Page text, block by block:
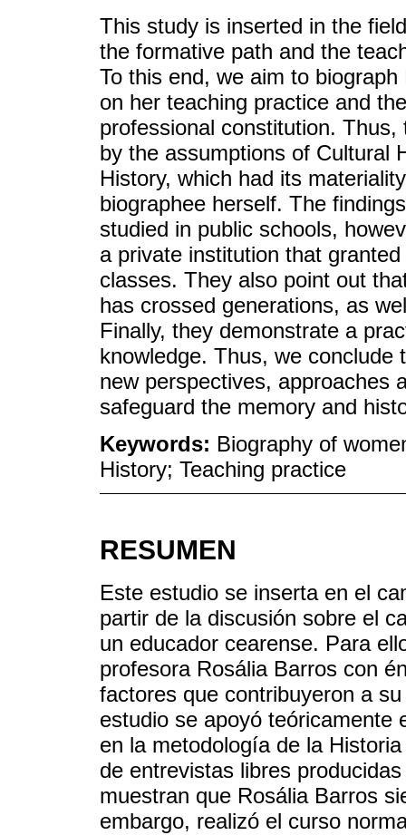
This study is inserted in the
the formative path and the
To this end, we aim to
on her teaching practice and
professional constitution.
by the assumptions of Cultural
History, which had its
biographee herself. The
studied in public schools,
a private institution that
classes. They also point out
has crossed generations, as
Finally, they demonstrate a
knowledge. Thus, we conclude
new perspectives, approaches
safeguard the memory and
Keywords: Biography of
History; Teaching practice
RESUMEN
Este estudio se inserta en el
partir de la discusión sobre el
un educador cearense. Para
profesora Rosália Barros con
factores que contribuyeron a
estudio se apoyó teóricamente
en la metodología de la
de entrevistas libres
muestran que Rosália Barros
embargo, realizó el curso